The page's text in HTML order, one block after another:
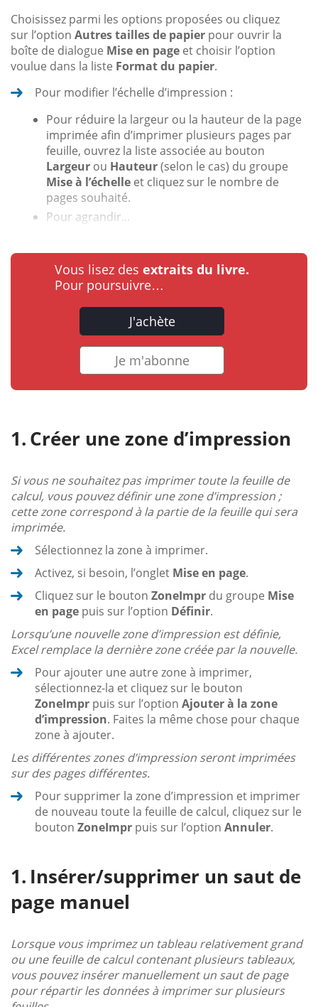
Choisissez parmi les options proposées ou cliquez
sur l’option Autres tailles de papier pour ouvrir la
boîte de dialogue Mise en page et choisir l’option
voulue dans la liste Format du papier.
Pour modifier l’échelle d’impression :
Pour réduire la largeur ou la hauteur de la page
imprimée afin d’imprimer plusieurs pages par
feuille, ouvrez la liste associée au bouton
Largeur ou Hauteur(selon le cas) du groupe
Mise à l’échelle et cliquez sur le nombre de
pages souhaité.
Pour agrandir...
Vous lisez des extraits du livre.
Pour poursuivre…
J'achète
Je m'abonne
Créer une zone d’impression
Si vous ne souhaitez pas imprimer toute la feuille de
calcul, vous pouvez définir une zone d’impression ;
cette zone correspond à la partie de la feuille qui sera
imprimée.
Sélectionnez la zone à imprimer.
Activez, si besoin, l’onglet Mise en page.
Cliquez sur le bouton ZoneImpr du groupe Mise
en page puis sur l’option Définir.
Lorsqu’une nouvelle zone d’impression est définie,
Excel remplace la dernière zone créée par la nouvelle.
Pour ajouter une autre zone à imprimer,
sélectionnez-la et cliquez sur le bouton
ZoneImpr puis sur l’option Ajouter à la zone
d’impression. Faites la même chose pour chaque
zone à ajouter.
Les différentes zones d’impression seront imprimées
sur des pages différentes.
Pour supprimer la zone d’impression et imprimer
de nouveau toute la feuille de calcul, cliquez sur le
bouton ZoneImpr puis sur l’option Annuler.
Insérer/supprimer un saut de
page manuel
Lorsque vous imprimez un tableau relativement grand
ou une feuille de calcul contenant plusieurs tableaux,
vous pouvez insérer manuellement un saut de page
pour répartir les données à imprimer sur plusieurs